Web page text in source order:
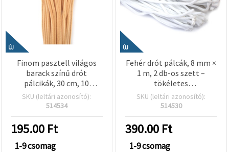
ÚJ
Finom pasztell világos
barack színű drót
pálcikák, 30 cm, 10
db/csomag – puha tónusú
kreatív hobbi
virágkötészeti díszekhez
és elegáns DIY
dekorációkhoz
SKU (leltári azonosító):
514534
195.00 Ft
1-9 csomag
ÚJ
Fehér drót pálcák, 8 mm ×
1 m, 2 db-os szett –
tökéletes
virágkötészethez, kreatív
hobby és dekorációs
SKU (leltári azonosító):
514530
390.00 Ft
1-9 csomag